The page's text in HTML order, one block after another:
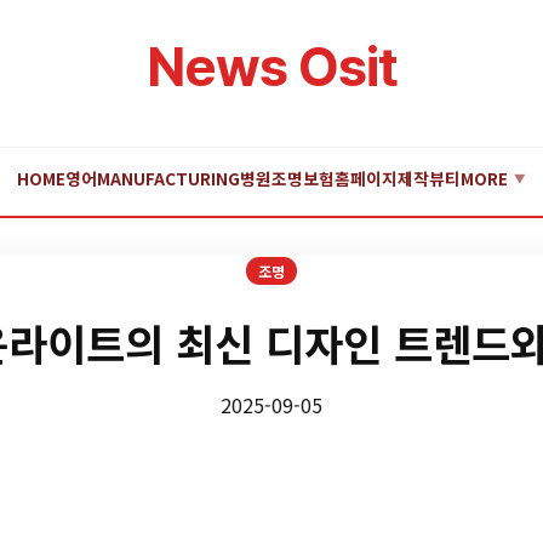
News Osit
HOME영어MANUFACTURING병원조명보험홈페이지제작뷰티MORE ▼
조명
이트의 최신 디자인 트렌드
2025-09-05